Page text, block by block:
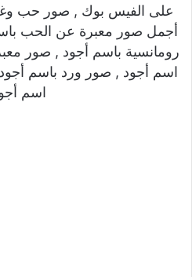
على الفيس بوك , صور حب
أجمل صور معبرة عن الحب
رومانسية باسم أجود , صور
اسم أجود , صور ورد باسم
اسم